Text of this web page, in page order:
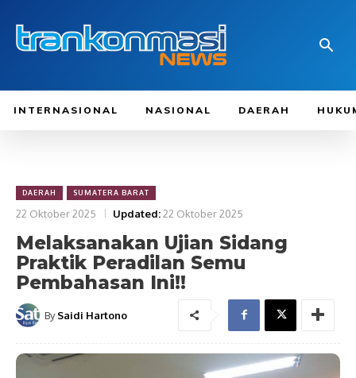
INTERNASIONAL NASIONAL DAERAH
DAERAH SUMATERA BARAT
22 Oktober 2025 Updated:22 Oktober 2025
Melaksanakan Ujian Sidang
Praktik Peradilan Semu
Pembahasan Ini!!
By Saidi Hartono